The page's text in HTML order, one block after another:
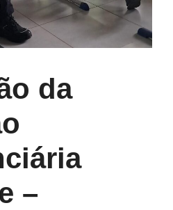
da
–